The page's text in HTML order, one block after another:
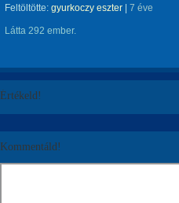
Feltöltötte: gyurkoczy eszter 7 éve
Látta 292 ember.
Értékeld!
Kommentáld!